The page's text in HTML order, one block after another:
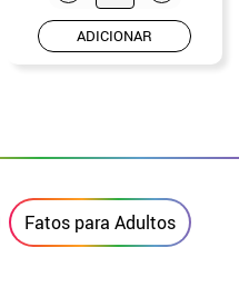
ADICIONAR
Fatos para Adultos